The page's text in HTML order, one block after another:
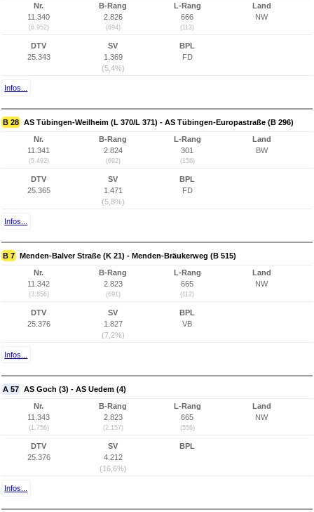
Nr.
11.340
(6.952)
B-Rang
2.826
(694)
L-Rang
666
(113)
Land
NW
DTV
25.343
SV
1.369
(5,4%)
BPL
FD
Infos...
B 28 AS Tübingen-Weilheim (L 370/L 371) - AS Tübingen-Europastraße (B 296)
Nr.
11.341
(5.492)
B-Rang
2.824
(692)
L-Rang
301
(156)
Land
BW
DTV
25.365
SV
1.471
(5,8%)
BPL
FD
Infos...
B 7 Menden-Balver Straße (K 21) - Menden-Bräukerweg (B 515)
Nr.
11.342
(3.856)
B-Rang
2.823
(691)
L-Rang
665
(112)
Land
NW
DTV
25.376
SV
1.827
(7,2%)
BPL
VB
Infos...
A 57 AS Goch (3) - AS Uedem (4)
Nr.
11.343
(1.756)
B-Rang
2.823
(2.157)
L-Rang
665
(556)
Land
NW
DTV
25.376
SV
4.212
(16,6%)
BPL
Infos...